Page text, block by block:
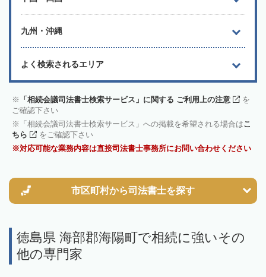
九州・沖縄
よく検索されるエリア
「相続会議司法書士検索サービス」に関する ご利用上の注意
を
ご確認下さい
「相続会議司法書士検索サービス」への掲載を希望される場合はこ
ちら
をご確認下さい
対応可能な業務内容は直接司法書士事務所にお問い合わせください
市区町村から司法書士を探す
徳島県 海部郡海陽町で相続に強いその
他の専門家